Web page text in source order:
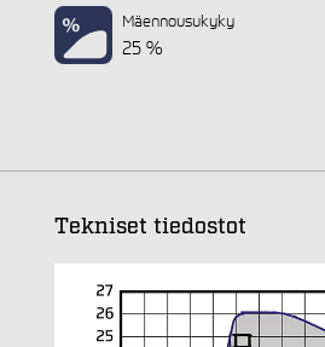
Mäennousukyky
25 %
Tekniset tiedostot